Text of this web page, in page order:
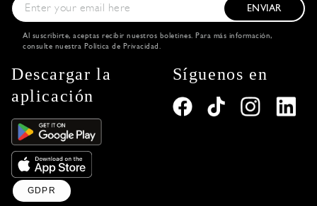
ENVIAR
Al suscribirte, aceptas recibir nuestros boletines. Para más información,
consulte nuestra Política de Privacidad .
Descargar la
aplicación
Síguenos en
GDPR